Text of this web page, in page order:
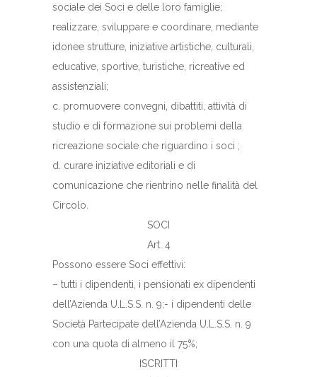
sociale dei Soci e delle loro famiglie;
realizzare, sviluppare e coordinare, mediante
idonee strutture, iniziative artistiche, culturali,
educative, sportive, turistiche, ricreative ed
assistenziali;
c. promuovere convegni, dibattiti, attività di
studio e di formazione sui problemi della
ricreazione sociale che riguardino i soci ;
d. curare iniziative editoriali e di
comunicazione che rientrino nelle finalità del
Circolo.
SOCI
Art. 4
Possono essere Soci effettivi:
– tutti i dipendenti, i pensionati ex dipendenti
dell’Azienda U.L.S.S. n. 9;- i dipendenti delle
Società Partecipate dell’Azienda U.L.S.S. n. 9
con una quota di almeno il 75%;
ISCRITTI